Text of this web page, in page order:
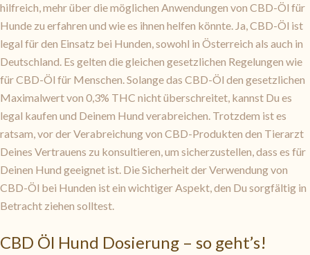
hilfreich, mehr über die möglichen Anwendungen von CBD-Öl für
Hunde zu erfahren und wie es ihnen helfen könnte. Ja, CBD-Öl ist
legal für den Einsatz bei Hunden, sowohl in Österreich als auch in
Deutschland. Es gelten die gleichen gesetzlichen Regelungen wie
für CBD-Öl für Menschen. Solange das CBD-Öl den gesetzlichen
Maximalwert von 0,3% THC nicht überschreitet, kannst Du es
legal kaufen und Deinem Hund verabreichen. Trotzdem ist es
ratsam, vor der Verabreichung von CBD-Produkten den Tierarzt
Deines Vertrauens zu konsultieren, um sicherzustellen, dass es für
Deinen Hund geeignet ist. Die Sicherheit der Verwendung von
CBD-Öl bei Hunden ist ein wichtiger Aspekt, den Du sorgfältig in
Betracht ziehen solltest.
CBD Öl Hund Dosierung – so geht’s!